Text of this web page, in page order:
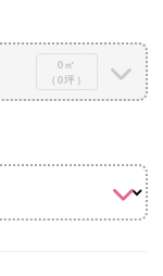
0㎡
（0坪）